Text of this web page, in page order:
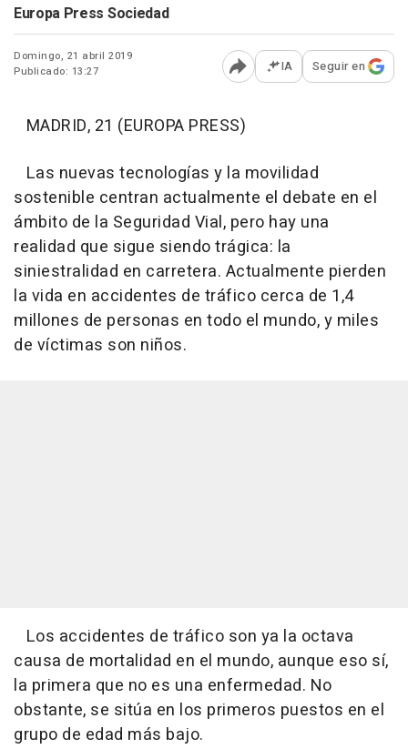
Europa Press Sociedad
Domingo, 21 abril 2019
Publicado: 13:27
Abrir opciones para
IA Seguir en
MADRID, 21 (EUROPA PRESS)
Las nuevas tecnologías y la movilidad
sostenible centran actualmente el debate en el
ámbito de la Seguridad Vial, pero hay una
realidad que sigue siendo trágica: la
siniestralidad en carretera. Actualmente pierden
la vida en accidentes de tráfico cerca de 1,4
millones de personas en todo el mundo, y miles
de víctimas son niños.
Los accidentes de tráfico son ya la octava
causa de mortalidad en el mundo, aunque eso sí,
la primera que no es una enfermedad. No
obstante, se sitúa en los primeros puestos en el
grupo de edad más bajo.